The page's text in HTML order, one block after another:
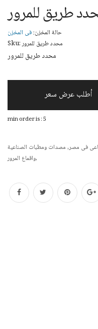
طريق للمرور
حالة المخزن:فى المخزن
Sku: محدد طريق للمرور
محدد طريق للمرور
أطلب عرض سعر
min order is : 5
فى مصر,مصدات ومطبات الصناعية
واقماع المرور,